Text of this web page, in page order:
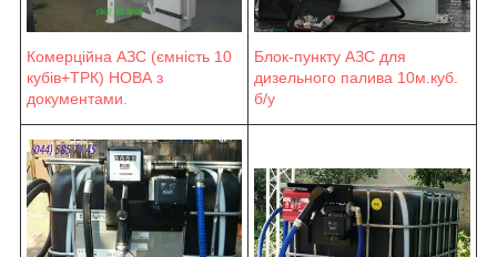
Комерційна АЗС (ємність 10
кубів+ТРК) НОВА з
документами.
Блок-пункту АЗС для
дизельного палива 10м.куб.
б/у